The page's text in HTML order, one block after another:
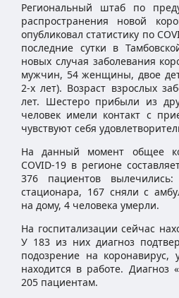
Региональный штаб по
распространения новой
опубликовал статистику по
последние сутки в
новых случая заболевания
мужчин, 54 женщины, двое
2-х лет). Возраст взрослых
лет. Шестеро прибыли из
человек имели контакт с
чувствуют себя
На данный момент общее
COVID-19 в регионе
376 пациентов
стационара, 167 сняли с
на дому, 4 человека умерли.
На госпитализации сейчас
У 183 из них диагноз
подозрение на коронавирус,
находится в работе. Диагноз
205 пациентам.